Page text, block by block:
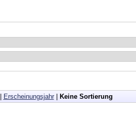
Erscheinungsjahr| Keine Sortierung